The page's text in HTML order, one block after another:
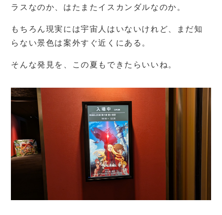
ラスなのか、はたまたイスカンダルなのか。
もちろん現実には宇宙人はいないけれど、まだ知
らない景色は案外すぐ近くにある。
そんな発見を、この夏もできたらいいね。